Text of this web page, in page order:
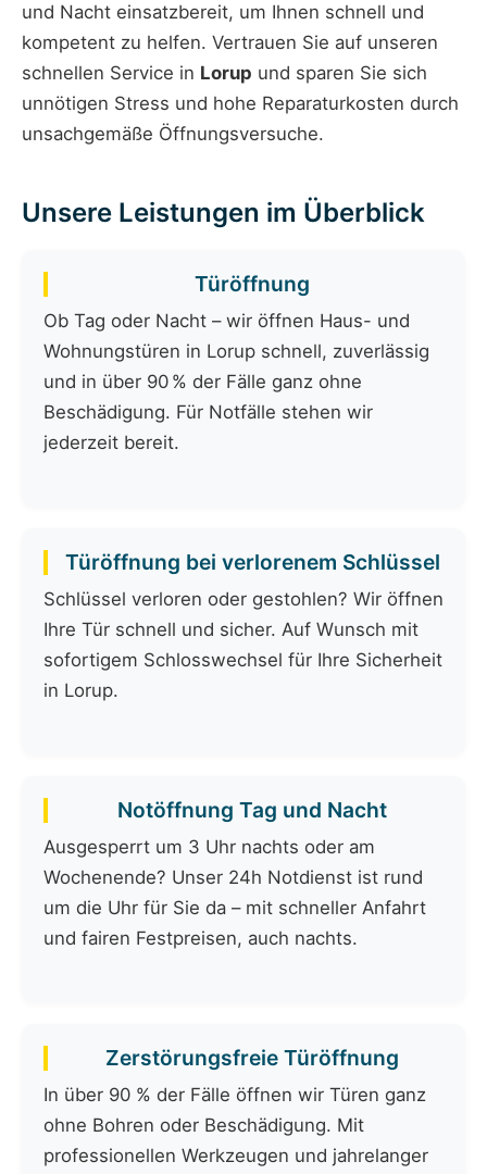
und Nacht einsatzbereit, um Ihnen schnell und
kompetent zu helfen. Vertrauen Sie auf unseren
schnellen Service in Lorup und sparen Sie sich
unnötigen Stress und hohe Reparaturkosten durch
unsachgemäße Öffnungsversuche.
Unsere Leistungen im Überblick
Türöffnung
Ob Tag oder Nacht – wir öffnen Haus- und
Wohnungstüren in Lorup schnell, zuverlässig
und in über 90 % der Fälle ganz ohne
Beschädigung. Für Notfälle stehen wir
jederzeit bereit.
Türöffnung bei verlorenem Schlüssel
Schlüssel verloren oder gestohlen? Wir öffnen
Ihre Tür schnell und sicher. Auf Wunsch mit
sofortigem Schlosswechsel für Ihre Sicherheit
in Lorup.
Notöffnung Tag und Nacht
Ausgesperrt um 3 Uhr nachts oder am
Wochenende? Unser 24h Notdienst ist rund
um die Uhr für Sie da – mit schneller Anfahrt
und fairen Festpreisen, auch nachts.
Zerstörungsfreie Türöffnung
In über 90 % der Fälle öffnen wir Türen ganz
ohne Bohren oder Beschädigung. Mit
professionellen Werkzeugen und jahrelanger